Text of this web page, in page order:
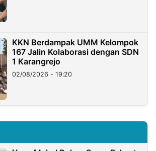
KKN Berdampak UMM Kelompok
167 Jalin Kolaborasi dengan SDN
1 Karangrejo
02/08/2026 - 19:20